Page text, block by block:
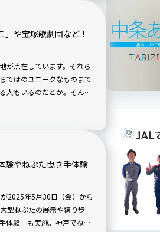
」や宝塚歌劇団など！
が点在しています。それら
ではのユニークなものまで
人もいるのだとか。そんな
験やねぷた曳き手体験
2025年5月30日（金）から
型ねぷたの展示や練り歩
体験」も実施。神戸でねぷ